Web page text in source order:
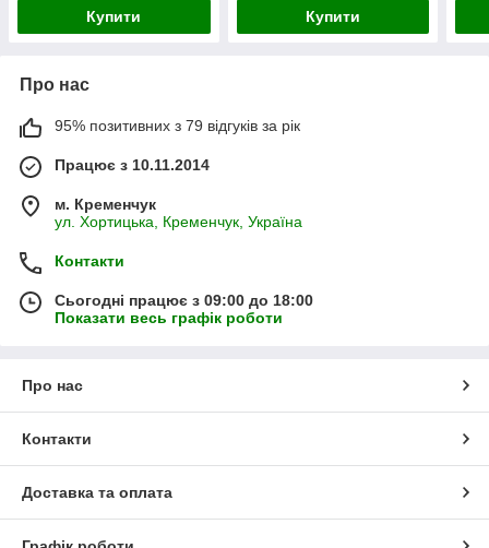
Купити Купити
Про нас
95% позитивних з 79 відгуків за рік
Працює з 10.11.2014
м. Кременчук
ул. Хортицька, Кременчук, Україна
Контакти
Сьогодні працює з 09:00 до 18:00
Показати весь графік роботи
Про нас
Контакти
Доставка та оплата